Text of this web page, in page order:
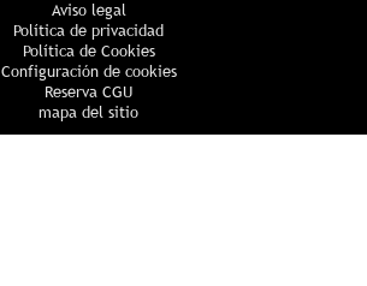
Aviso legal
Política de privacidad
Política de Cookies
Configuración de cookies
Reserva CGU
mapa del sitio